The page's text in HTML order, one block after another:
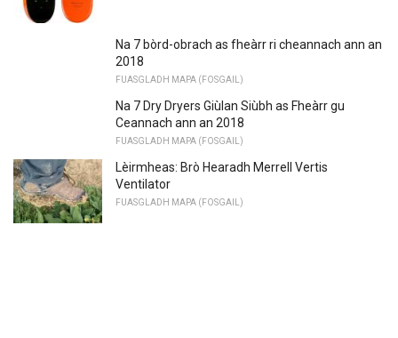
Na 7 bòrd-obrach as fheàrr ri cheannach ann an
2018
FUASGLADH MAPA (FOSGAIL)
Na 7 Dry Dryers Giùlan Siùbh as Fheàrr gu
Ceannach ann an 2018
FUASGLADH MAPA (FOSGAIL)
Lèirmheas: Brò Hearadh Merrell Vertis
Ventilator
FUASGLADH MAPA (FOSGAIL)